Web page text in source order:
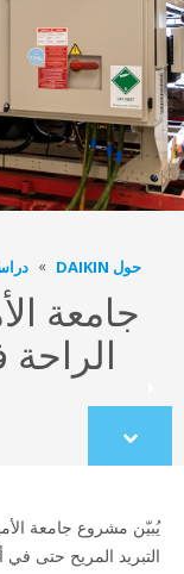
حول DAIKIN
جامعة
الراحة
Scroll
to
التبريد المريح حتى في